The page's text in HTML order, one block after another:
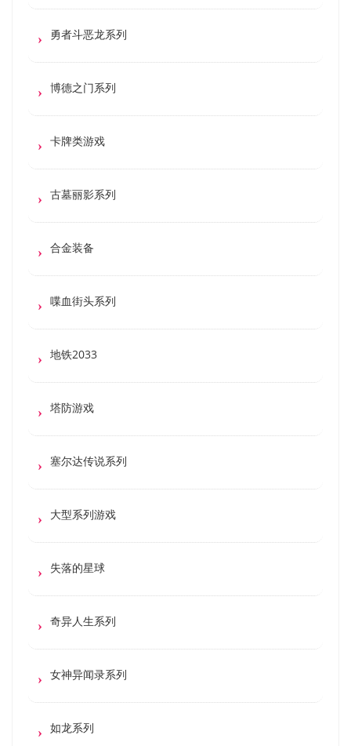
勇者斗恶龙系列
博德之门系列
卡牌类游戏
古墓丽影系列
合金装备
喋血街头系列
地铁2033
塔防游戏
塞尔达传说系列
大型系列游戏
失落的星球
奇异人生系列
女神异闻录系列
如龙系列